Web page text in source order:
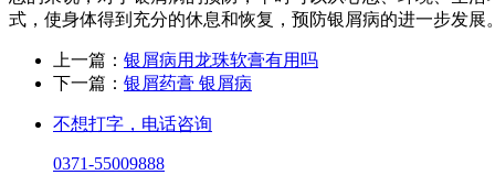
式，使身体得到充分的休息和恢复，预防银屑病的进一步发展
上一篇： 银屑病用龙珠软膏有用吗
下一篇： 银屑药膏 银屑病
不想打字，电话咨询
0371-55009888